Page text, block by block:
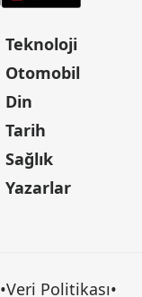
Teknoloji
Otomobil
Din
Tarih
Sağlık
Yazarlar
•Veri Politikası•